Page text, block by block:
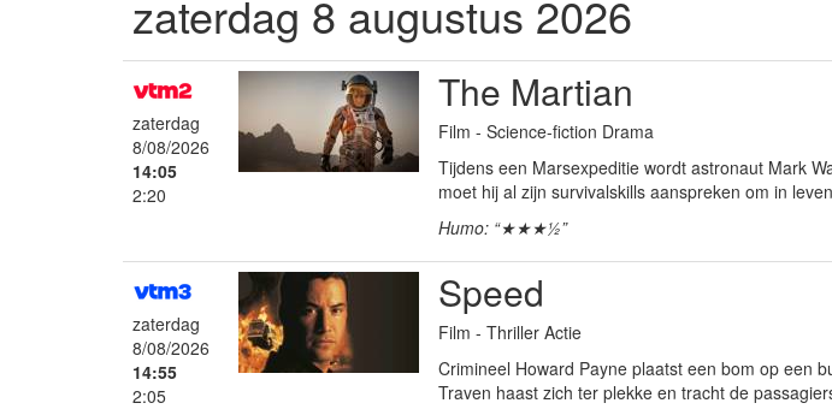
zaterdag 8 augustus 2026
zaterdag
8/08/2026
14:05
2:20
The Martian
Film - Science-fiction Drama
Tijdens een Marsexpeditie wordt astronaut Mark
moet hij al zijn survivalskills aanspreken om in
Humo: “★★★½”
zaterdag
8/08/2026
14:55
2:05
Speed
Film - Thriller Actie
Crimineel Howard Payne plaatst een bom op een
Traven haast zich ter plekke en tracht de